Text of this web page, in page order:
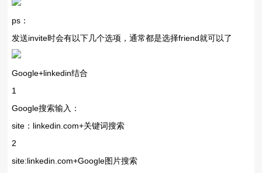
ps：
发送invite时会有以下几个选项，通常都是选择friend就可以了
Google+linkedin结合
1
Google搜索输入：
site：linkedin.com+关键词搜索
2
site:linkedin.com+Google图片搜索